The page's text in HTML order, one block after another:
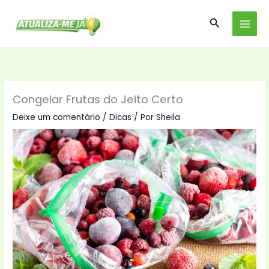
para
Pesquisar
Congelar Frutas do Jeito Certo
Deixe um comentário /Dicas / PorSheila